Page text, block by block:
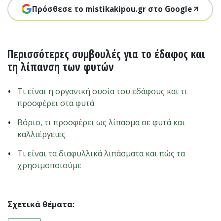
Πρόσθεσε το mistikakipou.gr στο Google
Περισσότερες συμβουλές για το έδαφος και
τη λίπανση των φυτών
Τι είναι η οργανική ουσία του εδάφους και τι
προσφέρει στα φυτά
Βόριο, τι προσφέρει ως λίπασμα σε φυτά και
καλλιέργειες
Τι είναι τα διαφυλλικά λιπάσματα και πώς τα
χρησιμοποιούμε
Σχετικά θέματα: